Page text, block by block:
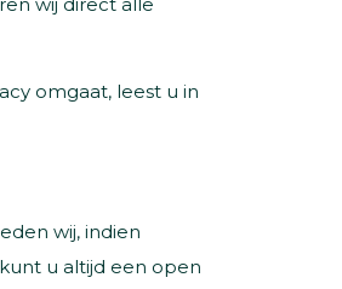
omgaat, leest u in
wij, indien
u altijd een open